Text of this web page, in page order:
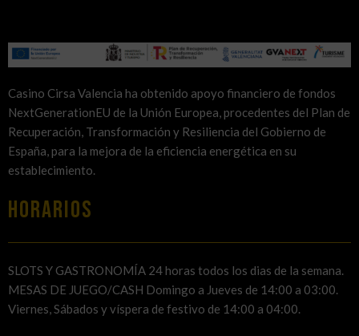
Casino Cirsa Valencia ha obtenido apoyo financiero de fondos
NextGenerationEU de la Unión Europea, procedentes del Plan de
Recuperación, Transformación y Resiliencia del Gobierno de
España, para la mejora de la eficiencia energética en su
establecimiento.
HORARIOS
SLOTS Y GASTRONOMÍA 24 horas todos los dias de la semana.
MESAS DE JUEGO/CASH Domingo a Jueves de 14:00 a 03:00.
Viernes, Sábados y víspera de festivo de 14:00 a 04:00.